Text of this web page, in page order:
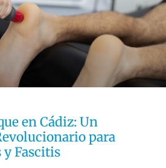
en Cádiz: Un
para
Fascitis